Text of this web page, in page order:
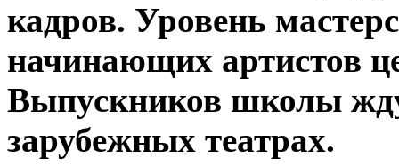
кадров. Уровень
начинающих артистов
Выпускников школы
зарубежных театрах.